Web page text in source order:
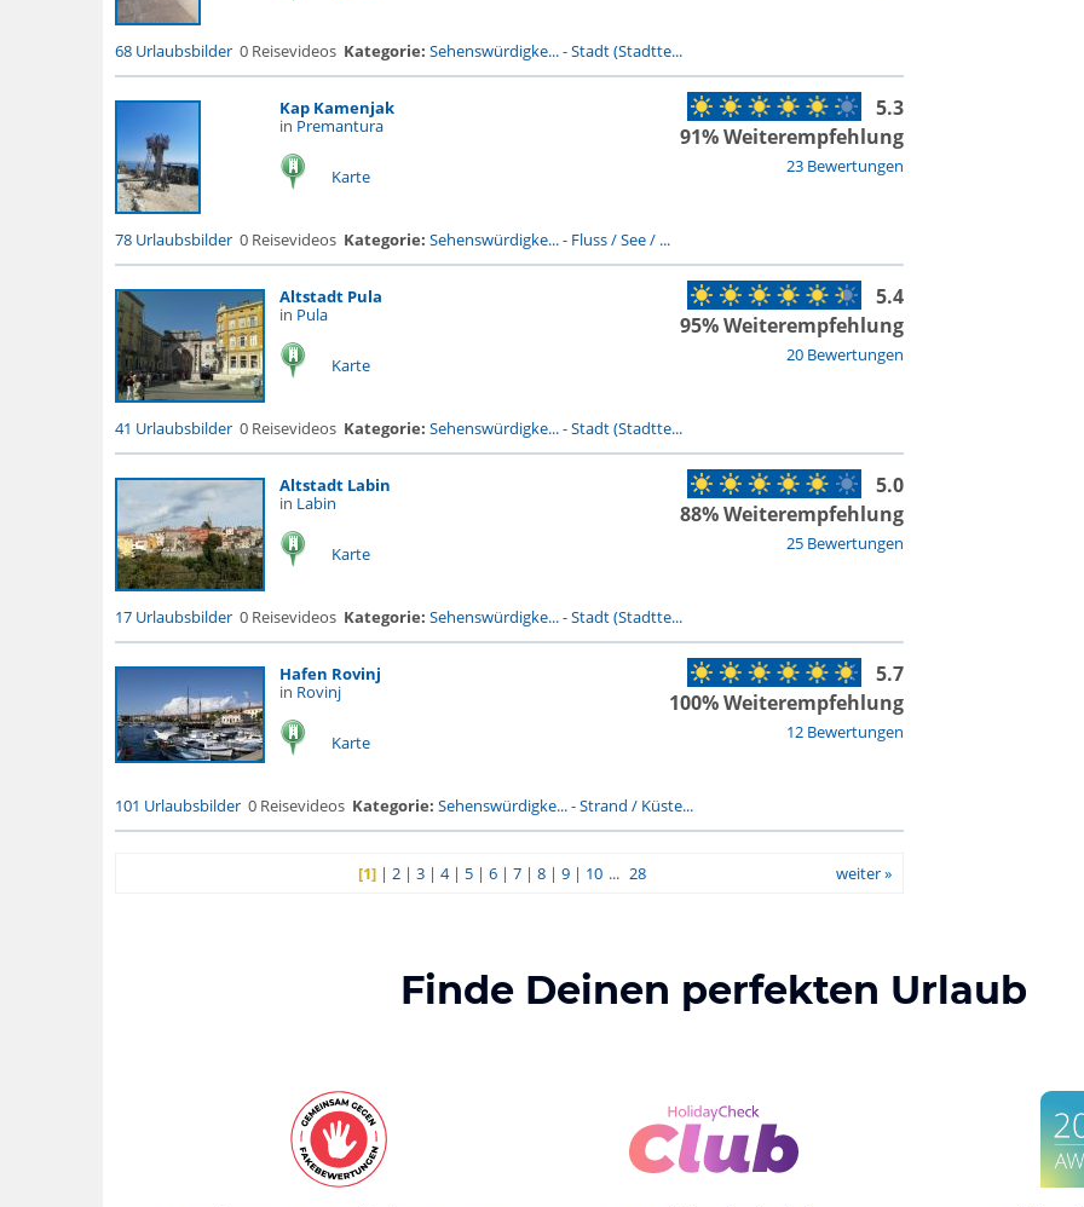
68 Urlaubsbilder 0 Reisevideos Kategorie: Sehenswürdigke...-Stadt (Stadtte...
Kap Kamenjak
in Premantura
Karte 23 Bewertungen
5.3
91% Weiterempfehlung
78 Urlaubsbilder 0 Reisevideos Kategorie: Sehenswürdigke...- Fluss / See / ...
Altstadt Pula
in Pula
Karte 20 Bewertungen
5.4
95% Weiterempfehlung
41 Urlaubsbilder 0 Reisevideos Kategorie: Sehenswürdigke...-Stadt (Stadtte...
Altstadt Labin
in Labin
Karte 25 Bewertungen
5.0
88% Weiterempfehlung
17 Urlaubsbilder 0 Reisevideos Kategorie: Sehenswürdigke...-Stadt (Stadtte...
Hafen Rovinj
in Rovinj
Karte 12 Bewertungen
5.7
100% Weiterempfehlung
101 Urlaubsbilder 0 Reisevideos Kategorie: Sehenswürdigke...-Strand / Küste...
[1] |2 |3 |4| 5 |6 |7 |8 |9 | 10 ... 28 weiter »
Finde Deinen perfekten Urlaub